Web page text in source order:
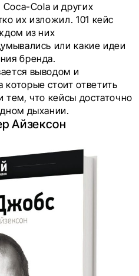
Cola и других
их изложил. 101 кейс
из них
или какие идеи
бренда.
выводом и
стоит ответить
тем, что кейсы достаточно
дыхании.
Айзексон